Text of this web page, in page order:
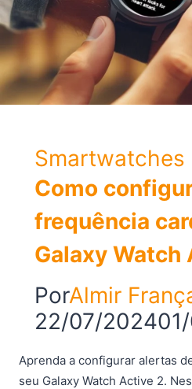
Smartwatches
Como
frequência
Galaxy Watch
PorAlmir
22/07/2024
Aprenda a configurar alertas
seu Galaxy Watch Active 2.